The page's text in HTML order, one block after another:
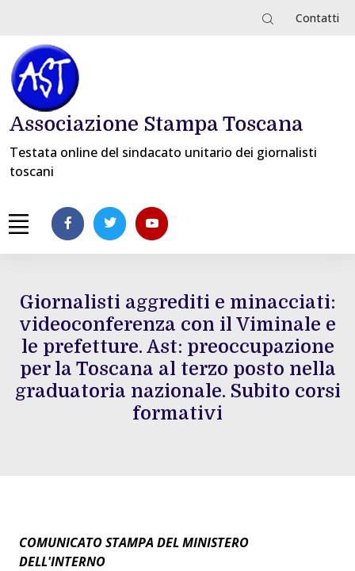
Contatti
Associazione Stampa Toscana
Testata online del sindacato unitario dei giornalisti
toscani
Giornalisti aggrediti e minacciati:
videoconferenza con il Viminale e
le prefetture. Ast: preoccupazione
per la Toscana al terzo posto nella
graduatoria nazionale. Subito corsi
formativi
COMUNICATO STAMPA DEL MINISTERO
DELL'INTERNO